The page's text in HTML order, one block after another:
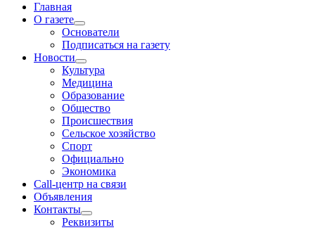
Главная
О газете
Основатели
Подписаться на газету
Новости
Культура
Медицина
Образование
Общество
Происшествия
Сельское хозяйство
Спорт
Официально
Экономика
Call-центр на связи
Объявления
Контакты
Реквизиты